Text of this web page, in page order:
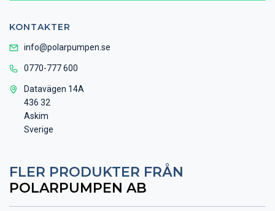
KONTAKTER
info@polarpumpen.se
0770-777 600
Datavägen 14A
436 32
Askim
Sverige
FLER PRODUKTER FRÅN
POLARPUMPEN AB